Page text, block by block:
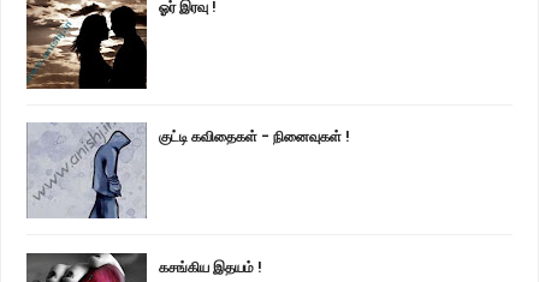
ஓர் இரவு !
குட்டி கவிதைகள் - நினைவுகள் !
கசங்கிய இதயம் !